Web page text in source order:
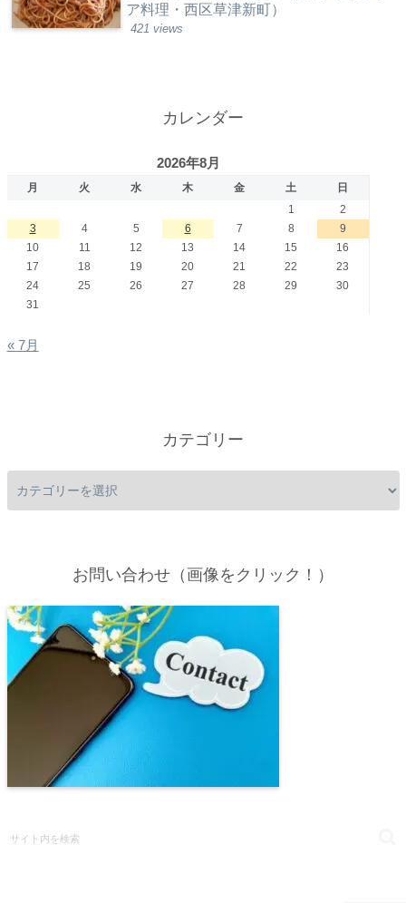
ア料理・西区草津新町）
421 views
カレンダー
2026年8月
月 火 水 木 金 土
日
1
2
3
4 5 6 7 8
9
10
11 12 13 14 15
16
17
18 19 20 21 22
23
24
25 26 27 28 29
30
31
« 7月
カテゴリー
お問い合わせ（画像をクリック！）